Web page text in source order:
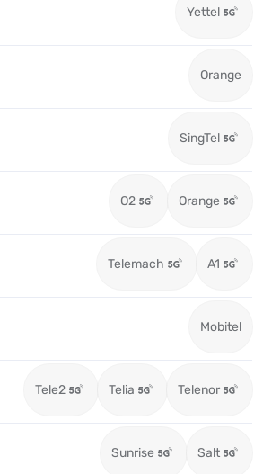
Yettel
Orange
SingTel
O2 Orange
Telemach A1
Mobitel
Tele2 Telia Telenor
Sunrise Salt